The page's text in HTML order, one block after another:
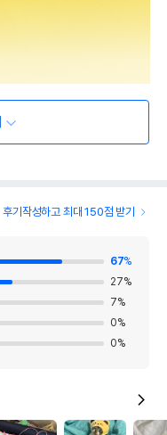
후기작성하고 최대 150점 받기
67%
27%
7%
0%
0%